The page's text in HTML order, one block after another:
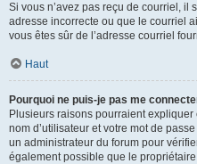
Si vous n’avez pas reçu de courriel, il
adresse incorrecte ou que le courriel
vous êtes sûr de l’adresse courriel
Haut
Pourquoi ne puis-je pas me
Plusieurs raisons pourraient
nom d’utilisateur et votre mot de
un administrateur du forum pour
également possible que le